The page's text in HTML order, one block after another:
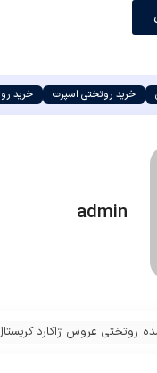
خرید روتختی اسپرت خرید
admin
روتختی عروس ژاکارد